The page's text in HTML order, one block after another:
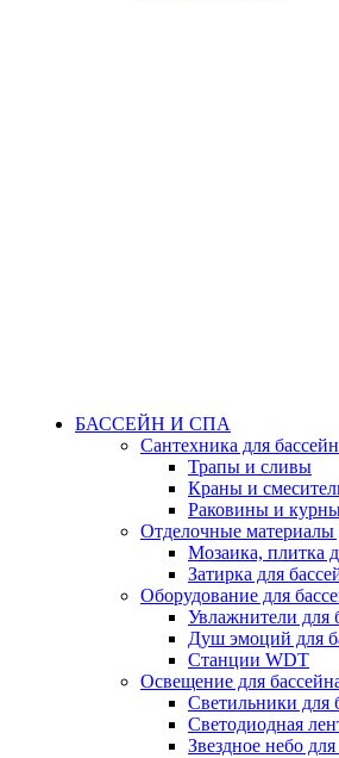
БАССЕЙН И СПА
Сантехника для
Трапы и сливы
Краны и
Раковины и
Отделочные материалы
Мозаика, плитка
Затирка для
Оборудование для
Увлажнители для
Душ эмоций для
Станции WDT
Освещение для
Светильники для
Светодиодная
Звездное небо